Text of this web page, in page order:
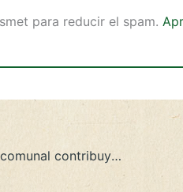
para reducir el spam.
Conservación voluntaria y comunal contribuye a reducir la pérdida de cobertura forestal en un 44% entre 2018 y 2019 en San Martín